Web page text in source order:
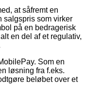
at såfremt en
salgspris som virker
på en bedragerisk
en del af et regulativ,
Som en
løsning fra f.eks.
beløbet over et